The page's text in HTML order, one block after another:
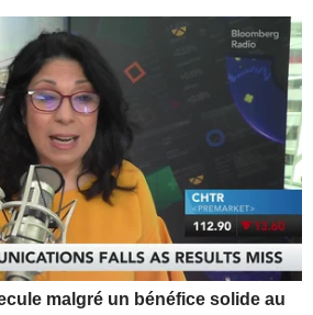
malgré un bénéfice solide au